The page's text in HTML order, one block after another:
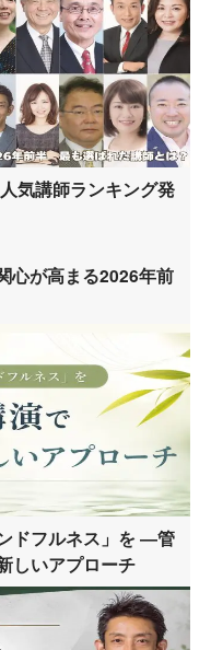
気講師ランキング発
心が高まる2026年前
ドフルネス」を ―管
しいアプローチ